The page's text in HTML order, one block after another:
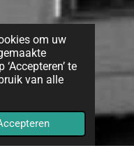
om uw
te
van alle